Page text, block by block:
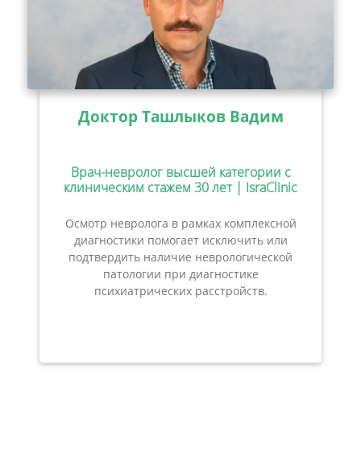
Доктор Ташлыков Вадим
Врач-невролог высшей категории с
клиническим стажем 30 лет | IsraClinic
Осмотр невролога в рамках комплексной
диагностики помогает исключить или
подтвердить наличие неврологической
патологии при диагностике
психиатрических расстройств.